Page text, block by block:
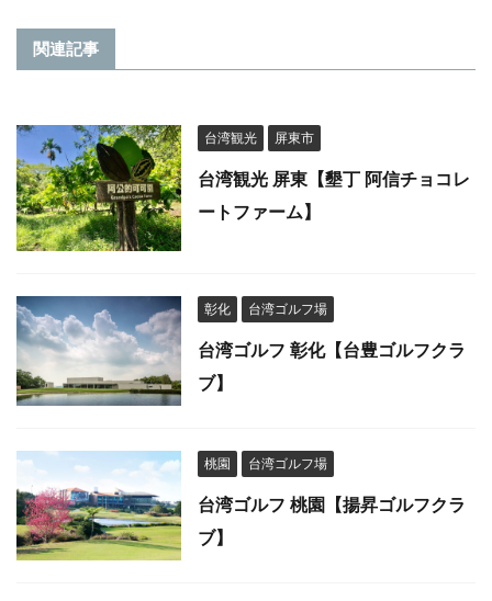
関連記事
台湾観光 屏東市
台湾観光 屏東【墾丁 阿信チョコレ
ートファーム】
彰化 台湾ゴルフ場
台湾ゴルフ 彰化【台豊ゴルフクラ
ブ】
桃園 台湾ゴルフ場
台湾ゴルフ 桃園【揚昇ゴルフクラ
ブ】